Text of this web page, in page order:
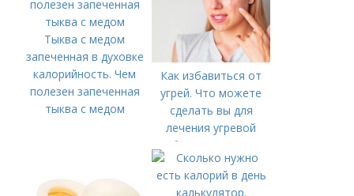
Тыква с медом
запеченная в духовке
калорийность. Чем
полезен запеченная
тыква с медом
Как избавиться от
угрей. Что можете
сделать вы для
лечения угревой
болезни (акне)